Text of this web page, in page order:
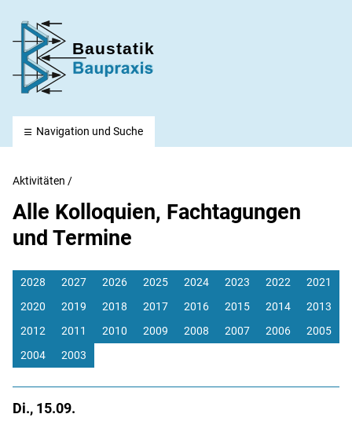
Navigation und Suche
Aktivitäten /
Alle Kolloquien, Fachtagungen
und Termine
2028 2027 2026 2025 2024 2023 2022
2021
2020
2019 2018 2017 2016 2015 2014
2013
2012
2011 2010 2009 2008 2007 2006
2005
2004
2003
Di., 15.09.